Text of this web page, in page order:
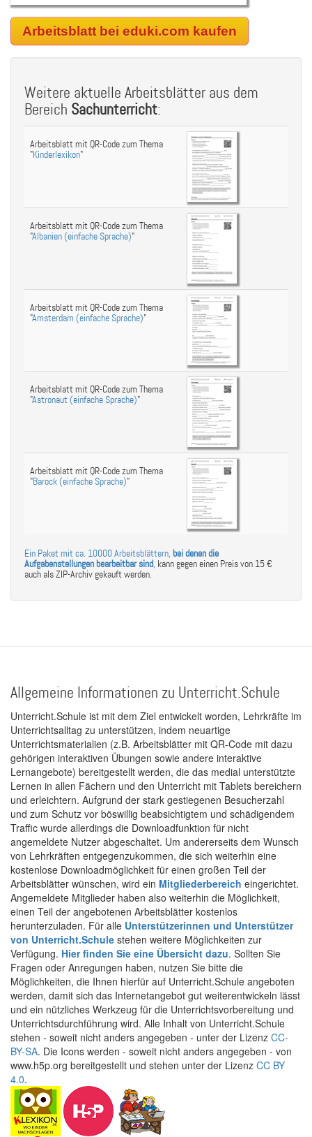
Arbeitsblatt bei eduki.com kaufen
Weitere aktuelle Arbeitsblätter aus dem
Bereich Sachunterricht:
Arbeitsblatt mit QR-Code zum Thema
"Kinderlexikon"
Arbeitsblatt mit QR-Code zum Thema
"Albanien (einfache Sprache)"
Arbeitsblatt mit QR-Code zum Thema
"Amsterdam (einfache Sprache)"
Arbeitsblatt mit QR-Code zum Thema
"Astronaut (einfache Sprache)"
Arbeitsblatt mit QR-Code zum Thema
"Barock (einfache Sprache)"
Ein Paket mit ca. 10000 Arbeitsblättern, bei denen die
Aufgabenstellungen bearbeitbar sind, kann gegen einen Preis von 15 €
auch als ZIP-Archiv gekauft werden.
Allgemeine Informationen zu Unterricht.Schule
Unterricht.Schule ist mit dem Ziel entwickelt worden, Lehrkräfte im
Unterrichtsalltag zu unterstützen, indem neuartige
Unterrichtsmaterialien (z.B. Arbeitsblätter mit QR-Code mit dazu
gehörigen interaktiven Übungen sowie andere interaktive
Lernangebote) bereitgestellt werden, die das medial unterstützte
Lernen in allen Fächern und den Unterricht mit Tablets bereichern
und erleichtern. Aufgrund der stark gestiegenen Besucherzahl
und zum Schutz vor böswillig beabsichtigtem und schädigendem
Traffic wurde allerdings die Downloadfunktion für nicht
angemeldete Nutzer abgeschaltet. Um andererseits dem Wunsch
von Lehrkräften entgegenzukommen, die sich weiterhin eine
kostenlose Downloadmöglichkeit für einen großen Teil der
Arbeitsblätter wünschen, wird ein Mitgliederbereich eingerichtet.
Angemeldete Mitglieder haben also weiterhin die Möglichkeit,
einen Teil der angebotenen Arbeitsblätter kostenlos
herunterzuladen. Für alle Unterstützerinnen und Unterstützer
von Unterricht.Schule stehen weitere Möglichkeiten zur
Verfügung. Hier finden Sie eine Übersicht dazu. Sollten Sie
Fragen oder Anregungen haben, nutzen Sie bitte die
Möglichkeiten, die Ihnen hierfür auf Unterricht.Schule angeboten
werden, damit sich das Internetangebot gut weiterentwickeln lässt
und ein nützliches Werkzeug für die Unterrichtsvorbereitung und
Unterrichtsdurchführung wird. Alle Inhalt von Unterricht.Schule
stehen - soweit nicht anders angegeben - unter der Lizenz CC-
BY-SA. Die Icons werden - soweit nicht anders angegeben - von
www.h5p.org bereitgestellt und stehen unter der Lizenz CC BY
4.0.